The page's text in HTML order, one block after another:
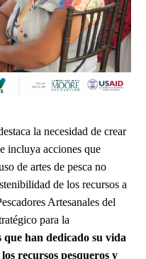
la necesidad de crear
incluya acciones que
de artes de pesca no
de los recursos a
Artesanales del
para la
han dedicado su vida
recursos pesqueros y